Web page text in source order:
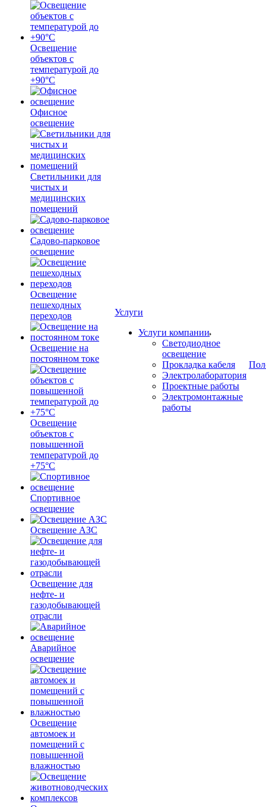
Освещение
объектов с
температурой до
+90°С
Офисное
освещение
Светильники для
чистых и
медицинских
помещений
Садово-парковое
освещение
Освещение
пешеходных
переходов
Освещение на
постоянном токе
Освещение
объектов с
повышенной
температурой до
+75°C
Спортивное
освещение
Освещение АЗС
Освещение для
нефте- и
газодобывающей
отрасли
Аварийное
освещение
Освещение
автомоек и
помещений с
повышенной
влажностью
Услуги
Услуги компании
Светодиодное
освещение
Прокладка кабеля
Электролаборатория
Проектные работы
Электромонтажные
работы